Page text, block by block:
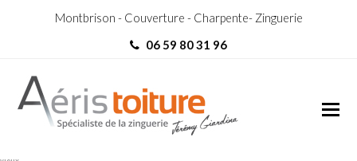
Montbrison - Couverture - Charpente- Zinguerie
06 59 80 31 96